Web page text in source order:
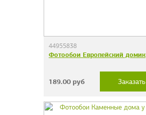
44955838
Фотообои Европейский домик
189.00руб Заказать